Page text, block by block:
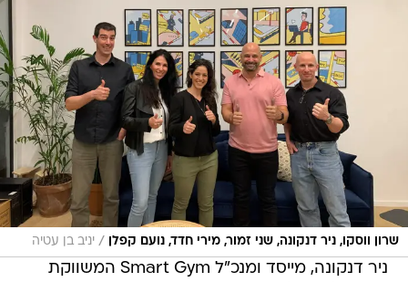
שרון ווסקו, ניר דנקונה, שני זמור, מירי חדד, נועם קפלן / יניב בן עטיה
ניר דנקונה, מייסד ומנכ"ל Smart Gym המשווקת